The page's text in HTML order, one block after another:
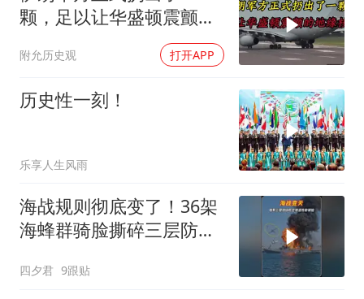
颗，足以让华盛顿震颤的
附允历史观 打开APP
历史性一刻！
乐享人生风雨
海战规则彻底变了！36架
海蜂群骑脸撕碎三层防空
四夕君 9跟贴